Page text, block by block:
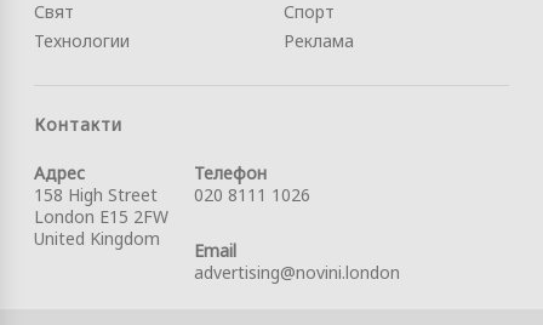
Свят
Технологии
Спорт
Реклама
Контакти
Адрес
158 High Street
London E15 2FW
United Kingdom
Телефон
020 8111 1026
Email
advertising@novini.london